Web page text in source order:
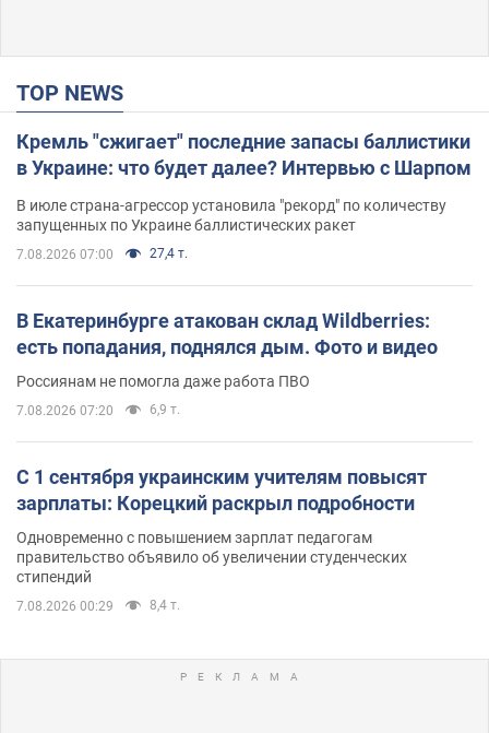
TOP NEWS
Кремль "сжигает" последние запасы баллистики
в Украине: что будет далее? Интервью с Шарпом
В июле страна-агрессор установила "рекорд" по количеству
запущенных по Украине баллистических ракет
7.08.2026 07:00 27,4 т.
В Екатеринбурге атакован склад Wildberries:
есть попадания, поднялся дым. Фото и видео
Россиянам не помогла даже работа ПВО
7.08.2026 07:20 6,9 т.
С 1 сентября украинским учителям повысят
зарплаты: Корецкий раскрыл подробности
Одновременно с повышением зарплат педагогам
правительство объявило об увеличении студенческих
стипендий
7.08.2026 00:29 8,4 т.